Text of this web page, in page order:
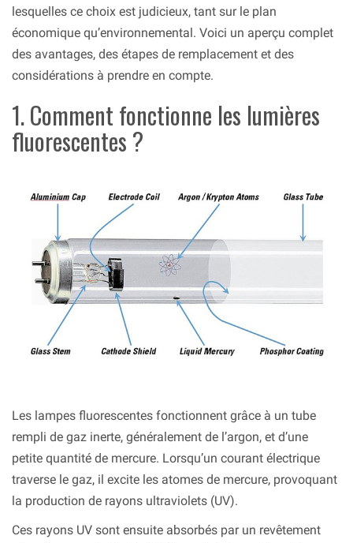
lesquelles ce choix est judicieux, tant sur le plan
économique qu’environnemental. Voici un aperçu complet
des avantages, des étapes de remplacement et des
considérations à prendre en compte.
1. Comment fonctionne les lumières
fluorescentes ?
Les lampes fluorescentes fonctionnent grâce à un tube
rempli de gaz inerte, généralement de l’argon, et d’une
petite quantité de mercure. Lorsqu’un courant électrique
traverse le gaz, il excite les atomes de mercure, provoquant
la production de rayons ultraviolets (UV).
Ces rayons UV sont ensuite absorbés par un revêtement